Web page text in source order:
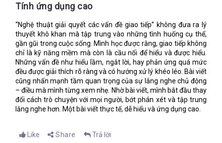
sao người ta lại cứ tiếp tục gán mác, trong khi chỉ cần kiên trì
rồi.
Vì thế, ta cần phải phá vỡ thói quen chủ quan không có ích
này. Nếu ta nhìn nhận sự việc theo hướng khách quan và đầy
đủ thì hẵn ta đã nhìn ra được nguyên nhân thật sự của vấn đề
để từ đó có cách giải quyết triệt để.
“Dưới đây là quy trình bốn bước mà bạn có thể sử dụng để
gỡ bỏ phán đoán:
Tuyên bố vấn đề - định nghĩa của bạn về vấn đề (kẻ trốn việc,
nghe. Kiểm chứng lại “sự thật” và loại bỏ mọi phán đoán.
Tính ứng dụng cao
“Nghệ thuật giải quyết các vấn đề giao tiếp” không đưa ra lý
thuyết khô khan mà tập trung vào những tình huống cụ thể,
gần gũi trong cuộc sống. Mình học được rằng, giao tiếp không
chỉ là kỹ năng mềm mà còn là cầu nối để hiểu và được hiểu.
Những vấn đề như hiểu lầm, ngắt lời, hay phản ứng quá mức
đều được giải thích rõ ràng và có hướng xử lý khéo léo. Bài viết
cũng nhấn mạnh tầm quan trọng của sự lắng nghe chủ động
– điều mà mình từng xem nhẹ. Nhờ bài viết, mình bắt đầu thay
đổi cách trò chuyện với mọi người, bớt phán xét và tập trung
lắng nghe hơn. Một bài viết thực tế, dễ hiểu và ứng dụng cao.
Like Share Trả lời